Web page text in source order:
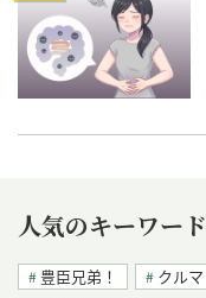
人気のキーワード
豊臣兄弟！ クルマ